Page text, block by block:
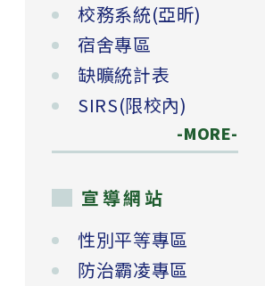
校務系統(亞昕)
宿舍專區
缺曠統計表
SIRS(限校內)
-MORE-
宣導網站
性別平等專區
防治霸凌專區